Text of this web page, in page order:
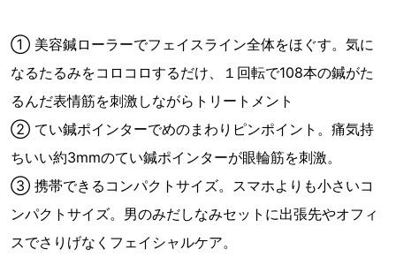
① 美容鍼ローラーでフェイスライン全体をほぐす。気に
なるたるみをコロコロするだけ、１回転で108本の鍼がた
るんだ表情筋を刺激しながらトリートメント
② てい鍼ポインターでめのまわりピンポイント。痛気持
ちいい約3mmのてい鍼ポインターが眼輪筋を刺激。
③ 携帯できるコンパクトサイズ。スマホよりも小さいコ
ンパクトサイズ。男のみだしなみセットに出張先やオフィ
スでさりげなくフェイシャルケア。